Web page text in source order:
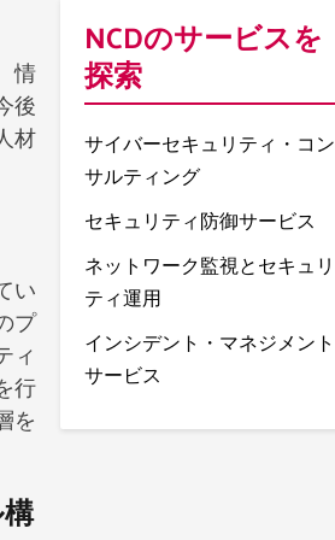
情
後
材
い
プ
ィ
行
を
NCDのサービスを
探索
サイバーセキュリティ・コン
サルティング
セキュリティ防御サービス
ネットワーク監視とセキュリ
ティ運用
インシデント・マネジメント
サービス